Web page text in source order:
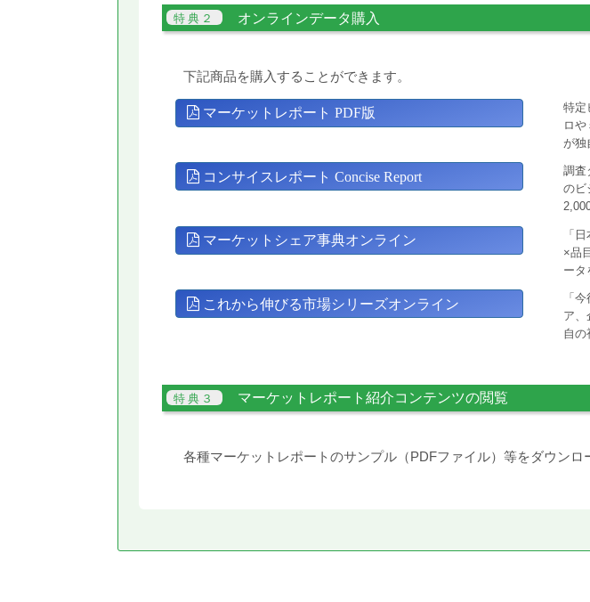
オンラインデータ購入
下記商品を購入することができます。
マーケットレポート PDF版
特定
ロ
が独
コンサイスレポート Concise Report
調査
のビ
マーケットシェア事典オンライン
「
×品
ータ
これから伸びる市場シリーズオンライン
「
ア、
自の
マーケットレポート紹介コンテンツの閲覧
各種マーケットレポートのサンプル（PDFファイル）等をダウンロ